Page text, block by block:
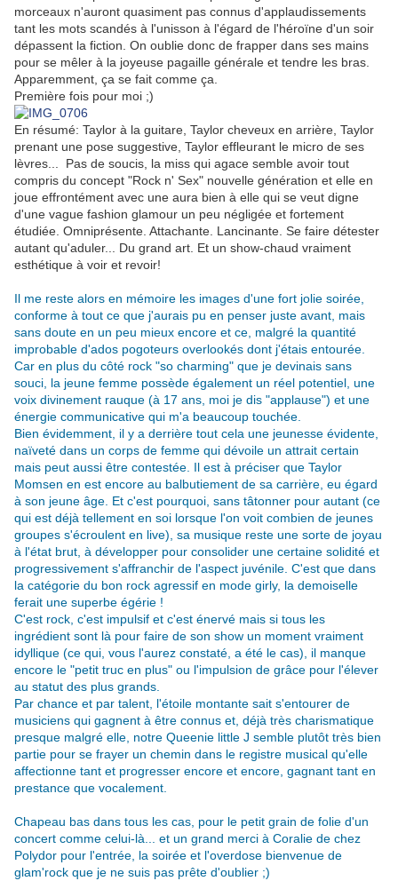
morceaux n'auront quasiment pas connus d'applaudissements
tant les mots scandés à l'unisson à l'égard de l'héroïne d'un soir
dépassent la fiction. On oublie donc de frapper dans ses mains
pour se mêler à la joyeuse pagaille générale et tendre les bras.
Apparemment, ça se fait comme ça.
Première fois pour moi ;)
En résumé: Taylor à la guitare, Taylor cheveux en arrière, Taylor
prenant une pose suggestive, Taylor effleurant le micro de ses
lèvres... Pas de soucis, la miss qui agace semble avoir tout
compris du concept "Rock n' Sex" nouvelle génération et elle en
joue effrontément avec une aura bien à elle qui se veut digne
d'une vague fashion glamour un peu négligée et fortement
étudiée. Omniprésente. Attachante. Lancinante. Se faire détester
autant qu'aduler... Du grand art. Et un show-chaud vraiment
esthétique à voir et revoir!
Il me reste alors en mémoire les images d'une fort jolie soirée,
conforme à tout ce que j'aurais pu en penser juste avant, mais
sans doute en un peu mieux encore et ce, malgré la quantité
improbable d'ados pogoteurs overlookés dont j'étais entourée.
Car en plus du côté rock "so charming" que je devinais sans
souci, la jeune femme possède également un réel potentiel, une
voix divinement rauque (à 17 ans, moi je dis "applause") et une
énergie communicative qui m'a beaucoup touchée.
Bien évidemment, il y a derrière tout cela une jeunesse évidente,
naïveté dans un corps de femme qui dévoile un attrait certain
mais peut aussi être contestée. Il est à préciser que Taylor
Momsen en est encore au balbutiement de sa carrière, eu égard
à son jeune âge. Et c'est pourquoi, sans tâtonner pour autant (ce
qui est déjà tellement en soi lorsque l'on voit combien de jeunes
groupes s'écroulent en live), sa musique reste une sorte de joyau
à l'état brut, à développer pour consolider une certaine solidité et
progressivement s'affranchir de l'aspect juvénile. C'est que dans
la catégorie du bon rock agressif en mode girly, la demoiselle
ferait une superbe égérie !
C'est rock, c'est impulsif et c'est énervé mais si tous les
ingrédient sont là pour faire de son show un moment vraiment
idyllique (ce qui, vous l'aurez constaté, a été le cas), il manque
encore le "petit truc en plus" ou l'impulsion de grâce pour l'élever
au statut des plus grands.
Par chance et par talent, l'étoile montante sait s'entourer de
musiciens qui gagnent à être connus et, déjà très charismatique
presque malgré elle, notre Queenie little J semble plutôt très bien
partie pour se frayer un chemin dans le registre musical qu'elle
affectionne tant et progresser encore et encore, gagnant tant en
prestance que vocalement.
Chapeau bas dans tous les cas, pour le petit grain de folie d'un
concert comme celui-là... et un grand merci à Coralie de chez
Polydor pour l'entrée, la soirée et l'overdose bienvenue de
glam'rock que je ne suis pas prête d'oublier ;)